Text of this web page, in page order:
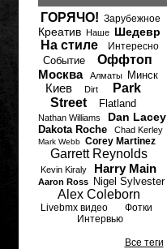
ГОРЯЧО! Зарубежное
Креатив Наше Шедевр
На стиле Интересно
Событие
Оффтоп
Москва
Алматы Минск
Киев Dirt
Park
Street
Flatland
Nathan Williams Dan Lacey
Dakota Roche Chad Kerley
Mark Webb Corey Martinez
Garrett Reynolds
Kevin Kiraly Harry Main
Aaron Ross Nigel Sylvester
Alex Coleborn
Livebmx видео
Фотки
Интервью
Все теги